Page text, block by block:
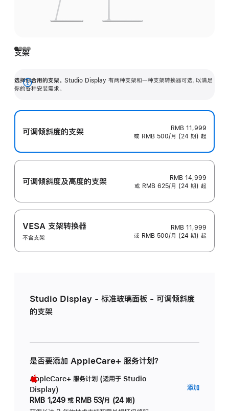
支架
选择你合用的支架。 Studio Display 有两种支架和一种支架转换器可选，以满足
你的各种安装需求。
展
可调倾斜度的支架
RMB 11,999
或 RMB 500/月 (24 期) 起
可调倾斜度及高‍度的支‍架
RMB 14,999
或 RMB 625/月 (24 期) 起
VESA 支架转换器
不含支架
RMB 11,999
或 RMB 500/月 (24 期) 起
Studio Display - 标准玻璃面板 - 可调倾斜度
的支架
是否要添加 AppleCare+ 服务计划？
AppleCare+ 服务计划 (适用于 Studio
Display)
RMB 1,249 或 RMB 53/月 (24 期)
添加